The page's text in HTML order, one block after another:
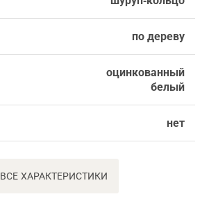
по дереву
оцинкованный
белый
нет
ВСЕ ХАРАКТЕРИСТИКИ